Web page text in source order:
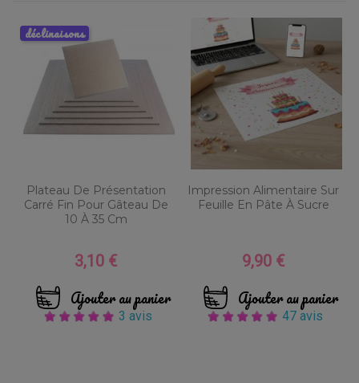
Plateau De Présentation
Carré Fin Pour Gâteau De
10 À 35 Cm
Prix
3,10 €
Ajouter au panier
3 avis
déclinaisons
Impression Alimentaire Sur
Feuille En Pâte À Sucre
Prix
9,90 €
Ajouter au panier
47 avis